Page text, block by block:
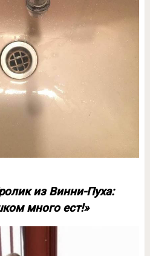
из Винни-Пуха:
много ест!»